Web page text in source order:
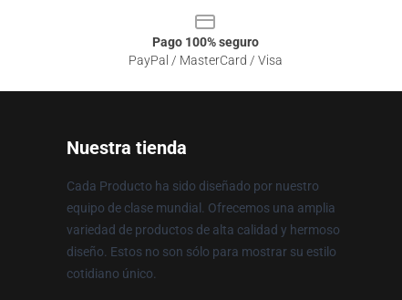
Pago 100% seguro
PayPal / MasterCard / Visa
Nuestra tienda
Cada Producto ha sido diseñado por nuestro
equipo de clase mundial. Ofrecemos una amplia
variedad de productos de alta calidad y hermoso
diseño. Estos no son sólo para mostrar su estilo
cotidiano único.